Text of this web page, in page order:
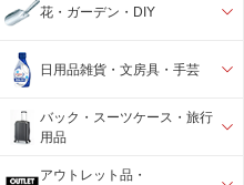
花・ガーデン・DIY
日用品雑貨・文房具・手芸
バック・スーツケース・旅行
用品
アウトレット品・